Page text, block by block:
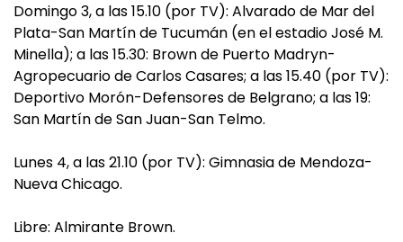
Domingo 3, a las 15.10 (por TV): Alvarado de Mar del
Plata-San Martín de Tucumán (en el estadio José M.
Minella); a las 15.30: Brown de Puerto Madryn-
Agropecuario de Carlos Casares; a las 15.40 (por TV):
Deportivo Morón-Defensores de Belgrano; a las 19:
San Martín de San Juan-San Telmo.
Lunes 4, a las 21.10 (por TV): Gimnasia de Mendoza-
Nueva Chicago.
Libre: Almirante Brown.